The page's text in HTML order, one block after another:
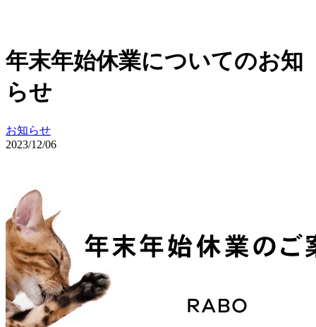
年末年始休業についてのお知
らせ
お知らせ
2023/12/06